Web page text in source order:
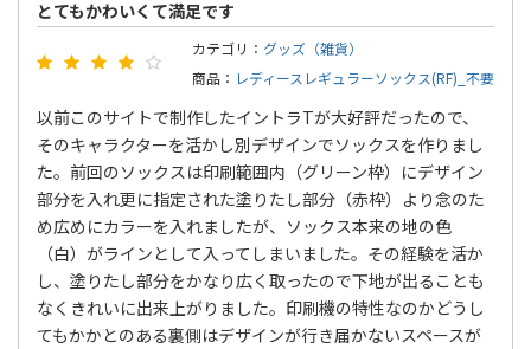
とてもかわいくて満足です
カテゴリ： グッズ（雑貨）
商品： レディースレギュラーソックス(RF)_不要
以前このサイトで制作したイントラTが大好評だったので、
そのキャラクターを活かし別デザインでソックスを作りまし
た。前回のソックスは印刷範囲内（グリーン枠）にデザイン
部分を入れ更に指定された塗りたし部分（赤枠）より念のた
め広めにカラーを入れましたが、ソックス本来の地の色
（白）がラインとして入ってしまいました。その経験を活か
し、塗りたし部分をかなり広く取ったので下地が出ることも
なくきれいに出来上がりました。印刷機の特性なのかどうし
てもかかとのある裏側はデザインが行き届かないスペースが